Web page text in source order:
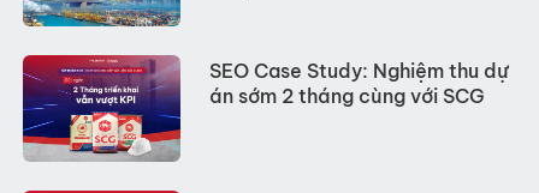
SEO Case Study: Nghiệm thu dự
án sớm 2 tháng cùng với SCG